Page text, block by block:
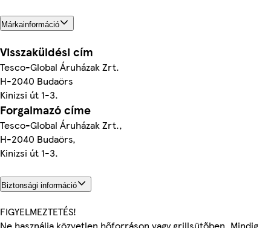
Márkainformáció
Visszaküldési cím
Tesco-Global Áruházak Zrt.
H-2040 Budaörs
Kinizsi út 1-3.
Forgalmazó címe
Tesco-Global Áruházak Zrt.,
H-2040 Budaörs,
Kinizsi út 1-3.
Biztonsági információ
FIGYELMEZTETÉS!